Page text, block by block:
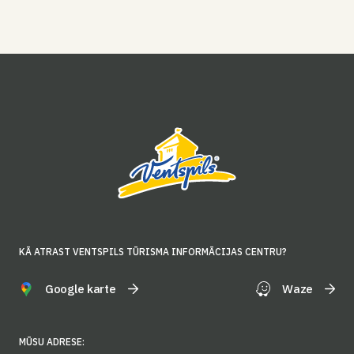
KĀ ATRAST VENTSPILS TŪRISMA INFORMĀCIJAS CENTRU?
Google karte Waze
MŪSU ADRESE: